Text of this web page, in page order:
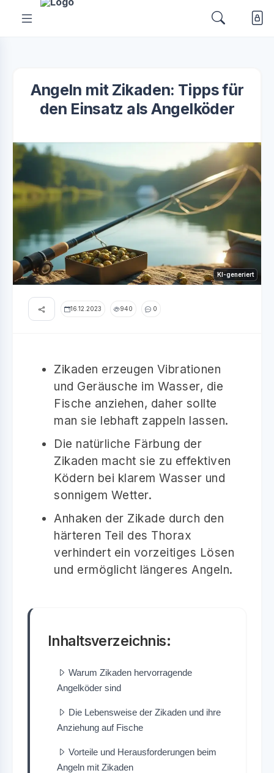
Angeln mit Zikaden: Tipps für
den Einsatz als Angelköder
KI-generiert
16.12.2023 940 0
Zikaden erzeugen Vibrationen
und Geräusche im Wasser, die
Fische anziehen, daher sollte
man sie lebhaft zappeln lassen.
Die natürliche Färbung der
Zikaden macht sie zu effektiven
Ködern bei klarem Wasser und
sonnigem Wetter.
Anhaken der Zikade durch den
härteren Teil des Thorax
verhindert ein vorzeitiges Lösen
und ermöglicht längeres Angeln.
Inhaltsverzeichnis:
Warum Zikaden hervorragende
Angelköder sind
Die Lebensweise der Zikaden und ihre
Anziehung auf Fische
Vorteile und Herausforderungen beim
Angeln mit Zikaden